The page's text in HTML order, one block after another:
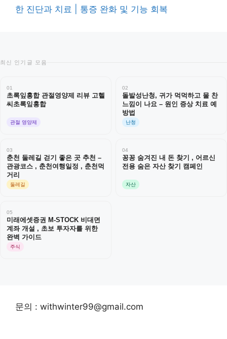
한 진단과 치료 | 통증 완화 및 기능 회복
최신 인기글 모음
01
초록잎홍합 관절영양제 리뷰 고헬
씨초록잎홍합
관절 영양제
02
돌발성난청, 귀가 먹먹하고 물 찬
느낌이 나요 – 원인 증상 치료 예
방법
난청
03
춘천 둘레길 걷기 좋은 곳 추천 –
관광코스 , 춘천여행일정 , 춘천먹
거리
둘레길
04
꽁꽁 숨겨진 내 돈 찾기 , 어르신
전용 숨은 자산 찾기 캠페인
자산
05
미래에셋증권 M-STOCK 비대면
계좌 개설 , 초보 투자자를 위한
완벽 가이드
주식
문의 : withwinter99@gmail.com